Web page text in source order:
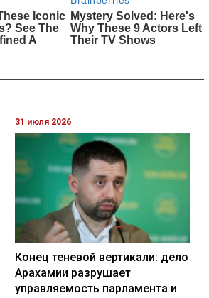
31 июля 2026
Конец теневой вертикали: дело
Арахамии разрушает
управляемость парламента и